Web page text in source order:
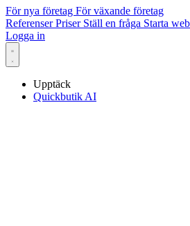
För nya företag För växande företag
ReferenserPriser Ställ en fråga Starta
Logga in
Upptäck
Quickbutik AI